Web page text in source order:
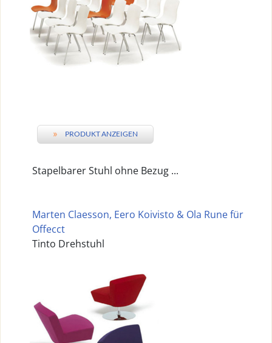
» PRODUKT ANZEIGEN
Stapelbarer Stuhl ohne Bezug ...
Marten Claesson, Eero Koivisto & Ola Rune für
Offecct
Tinto Drehstuhl